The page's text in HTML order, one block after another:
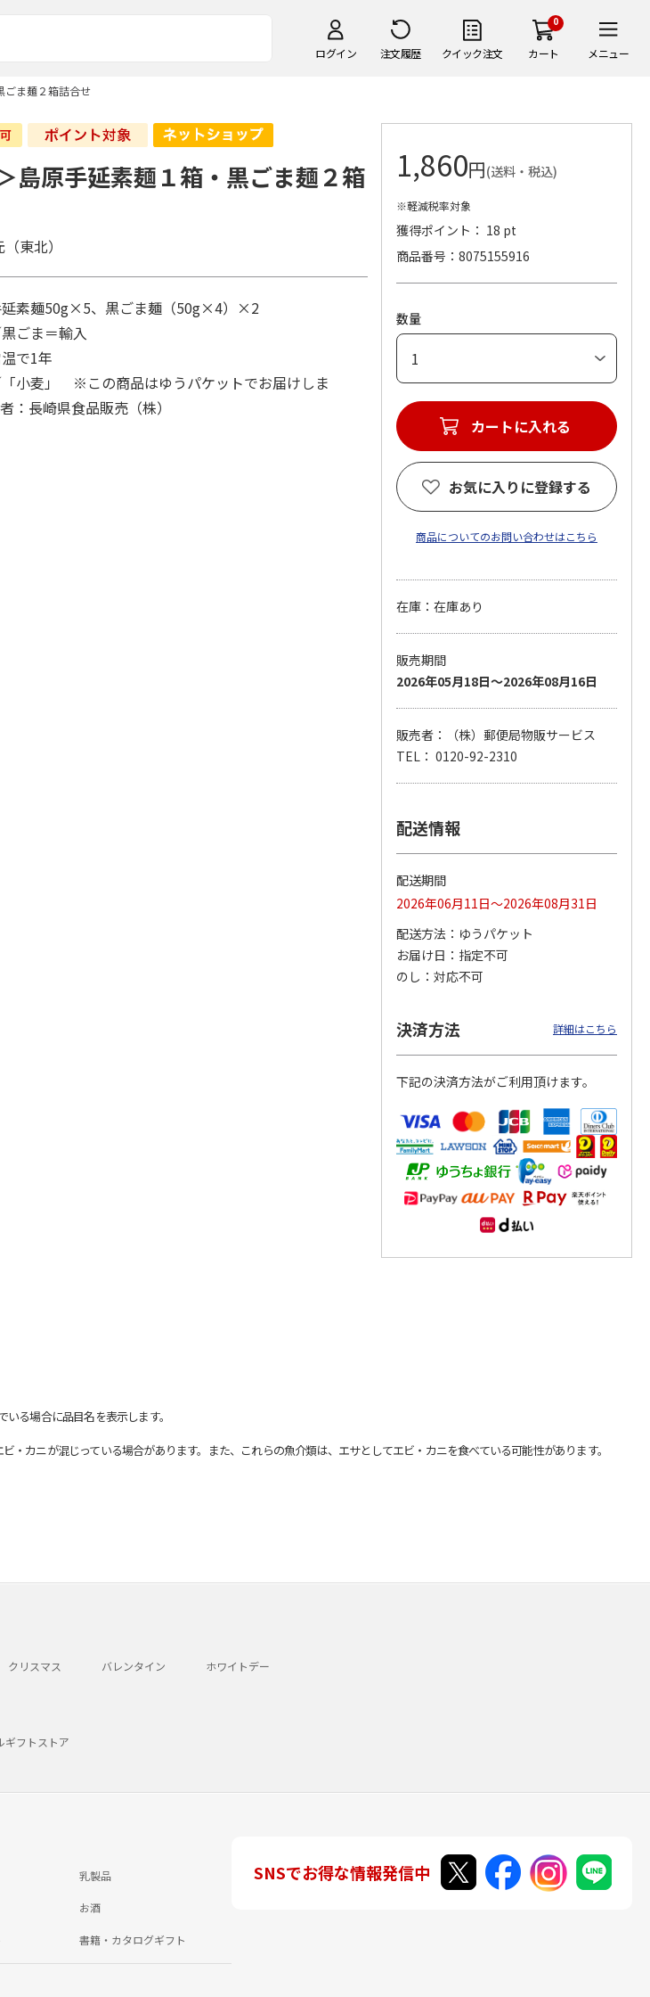
ログイン 注文履歴 クイック注文
0
カート メニュー
ごま麺２箱詰合せ
手】ハッピーグリー
【グリーティング切
手】グリーティング
円…
4.8（11）
5,500円
通切手・千鳥（1シ
11,000円
島原手延素麺１箱・黒ごま麺２箱
東北）
素麺50g×5、黒ごま麺（50g×4）×2
ごま＝輸入
で1年
小麦」 ※この商品はゆうパケットでお届けしま
長崎県食品販売（株）
1,860円(送料・税込)
※軽減税率対象
獲得ポイント： 18 pt
商品番号
8075155916
数量
カートに入れる
お気に入りに登録する
商品についてのお問い合わせはこちら
在庫：在庫あり
販売期間
2026年05月18日～2026年08月16日
販売者：（株）郵便局物販サービス
TEL： 0120-92-2310
配送情報
配送期間
2026年06月11日～2026年08月31日
配送方法
ゆうパケット
お届け日
指定不可
のし
対応不可
決済方法 詳細はこちら
下記の決済方法がご利用頂けます。
る場合に品目名を表示します。
カニが混じっている場合があります。また、これらの魚介類は、エサとしてエビ・カニを食べている可能性があります。
クリスマス バレンタイン ホワイトデー
ギフトストア
乳製品
お酒
書籍・カタログギフト
SNSでお得な情報発信中